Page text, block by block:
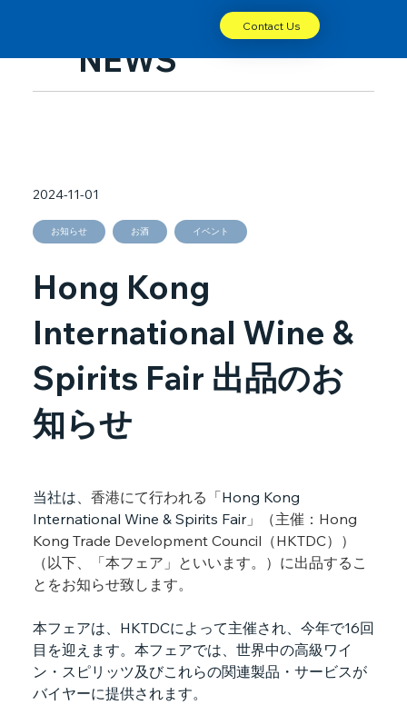
Contact Us
NEWS
Hong Kong
International Wine &
Spirits Fair 出品のお
知らせ
お知らせ お酒 イベント
2024-11-01
当社は、 香港にて行われる「Hong Kong
International Wine & Spirits Fair」（主催：Hong
Kong Trade Development Council（HKTDC））
（以下、「本フェア」といいます。）に出品するこ
とをお知らせ致します。
本フェアは、HKTDCによって主催され、今年で16回
目を迎えます。本フェアでは、世界中の高級ワイ
ン・スピリッツ及びこれらの関連製品・サービスが
バイヤーに提供されます。